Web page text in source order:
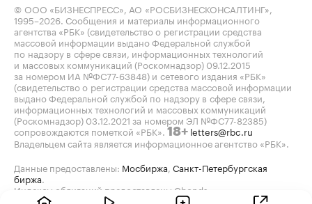
© ООО «БИЗНЕСПРЕСС», АО «РОСБИЗНЕСКОНСАЛТИНГ»,
1995–2026 . Сообщения и материалы информационного
агентства «РБК» (свидетельство о регистрации средства
массовой информации выдано Федеральной службой
по надзору в сфере связи, информационных технологий
и массовых коммуникаций (Роскомнадзор) 09.12.2015
за номером ИА №ФС77-63848) и сетевого издания «РБК»
(свидетельство о регистрации средства массовой информации
выдано Федеральной службой по надзору в сфере связи,
информационных технологий и массовых коммуникаций
(Роскомнадзор) 03.12.2021 за номером ЭЛ №ФС77-82385)
сопровождаются пометкой «РБК». 18+ letters@rbc.ru
Владельцем сайта является информационное агентство «РБК».
Данные предоставлены: Мосбиржа Санкт-Петербургская
биржа
Индексы облигаций предоставлены Cbonds.